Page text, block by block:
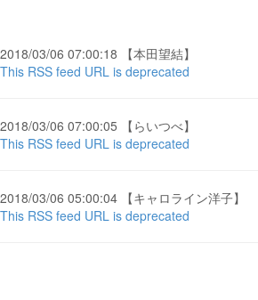
2018/03/06 07:00:18 【本田望結】
This RSS feed URL is deprecated
2018/03/06 07:00:05 【らいつべ】
This RSS feed URL is deprecated
2018/03/06 05:00:04 【キャロライン洋子】
This RSS feed URL is deprecated